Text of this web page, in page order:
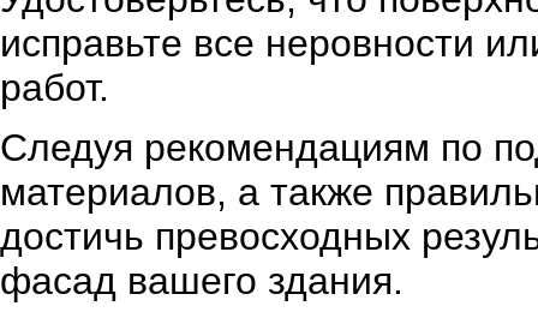
исправьте все неровности
работ.
Следуя рекомендациям по
материалов, а также
достичь превосходных
фасад вашего здания.